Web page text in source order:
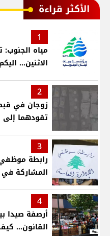
الأكثر قراءة
1
مياه
الاثنين...
2
زوجان في
تقودهما إلى
3
رابطة موظفي
المشاركة في
4
أرصفة صيدا
القانون...